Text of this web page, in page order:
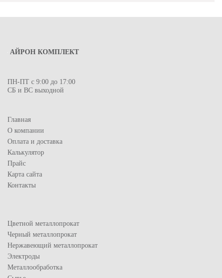
АЙРОН КОМПЛЕКТ
ПН-ПТ с 9:00 до 17:00
СБ и ВС выходной
Главная
О компании
Оплата и доставка
Калькулятор
Прайс
Карта сайта
Контакты
Цветной металлопрокат
Черный металлопрокат
Нержавеющий металлопрокат
Электроды
Металлообработка